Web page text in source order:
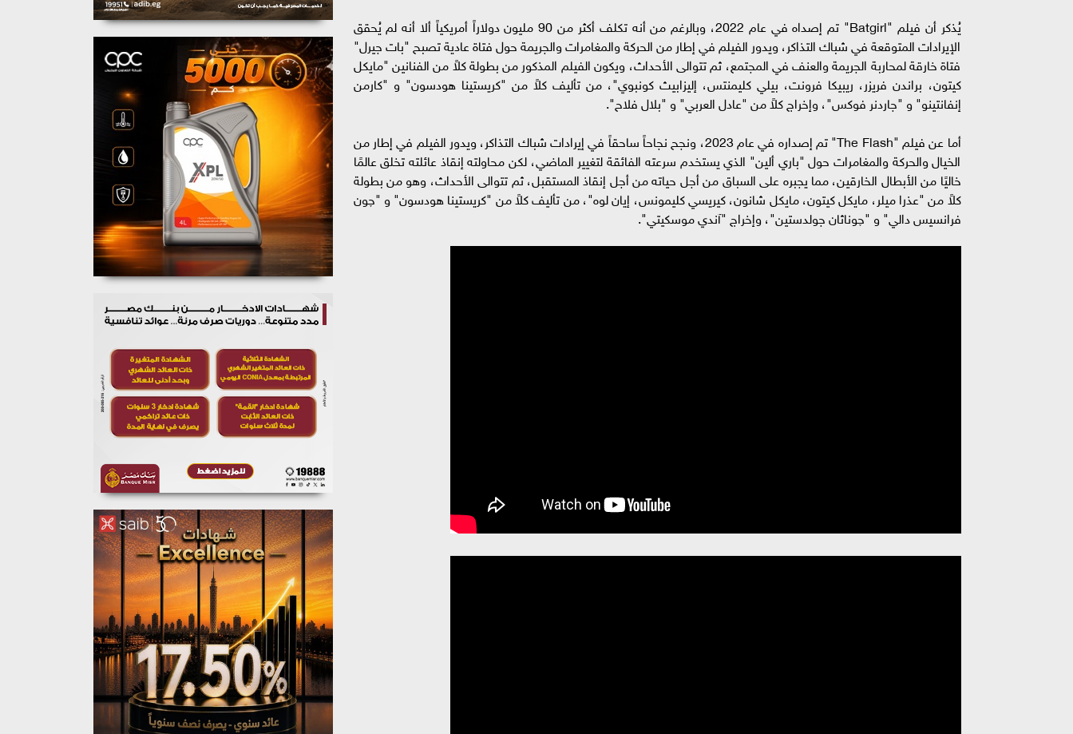
يُذكر أن فيلم "Batgirl" تم إصداه في عام 2022، وبالرغم من أنه تكلف أكثر من 90 مليون دولاراً أمريكياً ألا أنه لم يُحقق
الإيرادات المتوقعة في شباك التذاكر، ويدور الفيلم في إطار من الحركة والمغامرات والجريمة حول فتاة عادية تصبح "بات جيرل"
فتاة خارقة لمحاربة الجريمة والعنف في المجتمع، ثم تتوالى الأحداث، ويكون الفيلم المذكور من بطولة كلاً من الفنانين "مايكل
كيتون، براندن فريزر، ريبيكا فرونت، بيلي كليمنتس، إليزابيث كونبوي"، من تأليف كلاً من "كريستينا هودسون" و "كارمن
إنفانتينو" و "جاردنر فوكس"، وإخراج كلاً من "عادل العربي" و "بلال فلاح".
أما عن فيلم "The Flash" تم إصداره في عام 2023، ونجح نجاحاً ساحقاً في إيرادات شباك التذاكر، ويدور الفيلم في إطار من
الخيال والحركة والمغامرات حول "باري ألين" الذي يستخدم سرعته الفائقة لتغيير الماضي، لكن محاولته إنقاذ عائلته تخلق عالمًا
خاليًا من الأبطال الخارقين، مما يجبره على السباق من أجل حياته من أجل إنقاذ المستقبل، ثم تتوالى الأحداث، وهو من بطولة
كلاً من "عذرا ميلر، مايكل كيتون، مايكل شانون، كيريسي كليمونس، إيان لوه"، من تأليف كلاً من "كريستينا هودسون" و "چون
فرانسيس دالي" و "چوناثان جولدستين"، وإخراج "آندي موسكيتي".